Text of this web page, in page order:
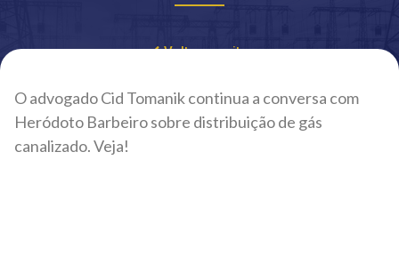
Voltar ao site
O advogado Cid Tomanik continua a conversa com
Heródoto Barbeiro sobre distribuição de gás
canalizado. Veja!